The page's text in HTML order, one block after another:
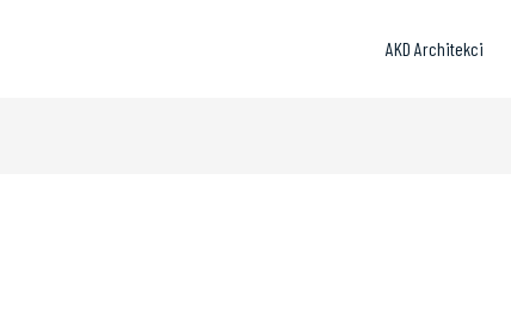
AKD Architekci